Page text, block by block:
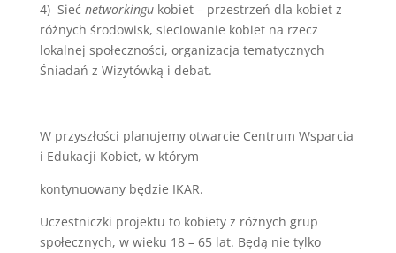
4) Sieć networkingukobiet – przestrzeń dla kobiet z
różnych środowisk, sieciowanie kobiet na rzecz
lokalnej społeczności, organizacja tematycznych
Śniadań z Wizytówką i debat.
W przyszłości planujemy otwarcie Centrum Wsparcia
i Edukacji Kobiet, w którym
kontynuowany będzie IKAR.
Uczestniczki projektu to kobiety z różnych grup
społecznych, w wieku 18 – 65 lat. Będą nie tylko